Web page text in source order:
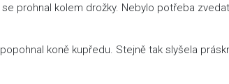
prohnal kolem drožky. Nebylo potřeba
koně kupředu. Stejně tak slyšela